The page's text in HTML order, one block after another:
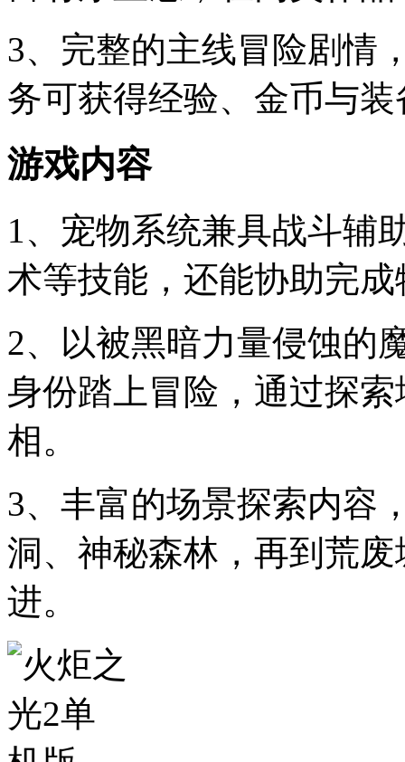
3、完整的主线冒险剧情
务可获得经验、金币与
游戏内容
1、宠物系统兼具战斗辅
术等技能，还能协助完
2、以被黑暗力量侵蚀的
身份踏上冒险，通过探
相。
3、丰富的场景探索内容
洞、神秘森林，再到荒
进。